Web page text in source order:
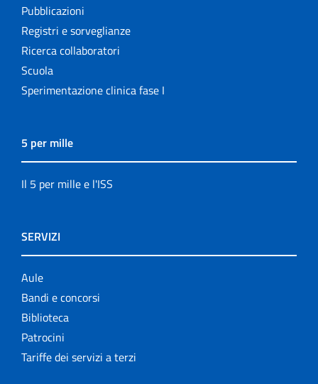
Pubblicazioni
Registri e sorveglianze
Ricerca collaboratori
Scuola
Sperimentazione clinica fase I
5 per mille
Il 5 per mille e l'ISS
SERVIZI
Aule
Bandi e concorsi
Biblioteca
Patrocini
Tariffe dei servizi a terzi